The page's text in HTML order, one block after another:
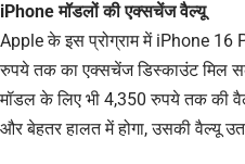
iPhone मॉडलों की एक्सचेंज वैल्यू
Apple के इस प्रोग्राम में iPhone
रुपये तक का एक्सचेंज डिस्काउंट मिल
मॉडल के लिए भी 4,350 रुपये तक की
और बेहतर हालत में होगा, उसकी वैल्यू